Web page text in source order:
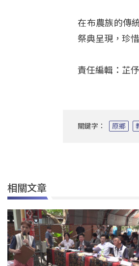
在布農族的傳
祭典呈現，珍
責任編輯：芷伃
關鍵字： 原鄉
相關文章